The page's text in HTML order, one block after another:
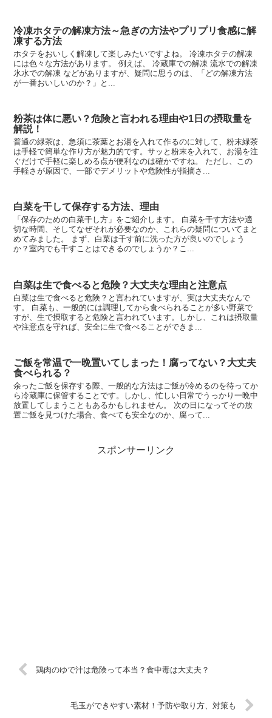
冷凍ホタテの解凍方法～急ぎの方法やプリプリ食感に解
凍する方法
ホタテをおいしく解凍して楽しみたいですよね。 冷凍ホタテの解凍
には色々な方法があります。 例えば、 冷蔵庫での解凍 流水での解凍
氷水での解凍 などがありますが、疑問に思うのは、「どの解凍方法
が一番おいしいのか？」と...
粉茶は体に悪い？危険と言われる理由や1日の摂取量を
解説！
普通の緑茶は、急須に茶葉とお湯を入れて作るのに対して、粉末緑茶
は手軽で簡単な作り方が魅力的です。サッと粉末を入れて、お湯を注
ぐだけで手軽に楽しめる点が便利なのは確かですね。 ただし、この
手軽さが原因で、一部でデメリットや危険性が指摘さ...
白菜を干して保存する方法、理由
「保存のための白菜干し方」をご紹介します。 白菜を干す方法や適
切な時間、そしてなぜそれが必要なのか、これらの疑問についてまと
めてみました。 まず、白菜は干す前に洗った方が良いのでしょう
か？室内でも干すことはできるのでしょうか？こ...
白菜は生で食べると危険？大丈夫な理由と注意点
白菜は生で食べると危険？と言われていますが、実は大丈夫なんで
す。 白菜も、一般的には調理してから食べられることが多い野菜で
すが、生で摂取すると危険と言われています。しかし、これは摂取量
や注意点を守れば、安全に生で食べることができま...
ご飯を常温で一晩置いてしまった！腐ってない？大丈夫
食べられる？
余ったご飯を保存する際、一般的な方法はご飯が冷めるのを待ってか
ら冷蔵庫に保管することです。しかし、忙しい日常でうっかり一晩中
放置してしまうこともあるかもしれません。 次の日になってその放
置ご飯を見つけた場合、食べても安全なのか、腐って...
スポンサーリンク
鶏肉のゆで汁は危険って本当？食中毒は大丈夫？
毛玉ができやすい素材！予防や取り方、対策も